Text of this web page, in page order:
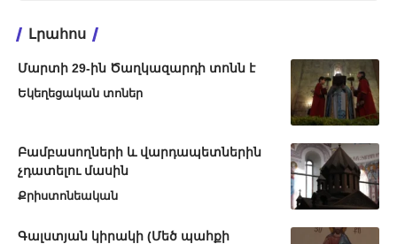
Լրահոս
Մարտի 29-ին Ծաղկազարդի տոնն է
Եկեղեցական տոներ
Բամբասողների և վարդապետներին
չդատելու մասին
Քրիստոնեական
Գալստյան կիրակի (Մեծ պահքի